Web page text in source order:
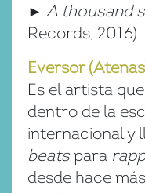
► A thousand
Records, 2016)
Eversor
Es el artista
dentro de la
internacional y
beatspara
desde hace